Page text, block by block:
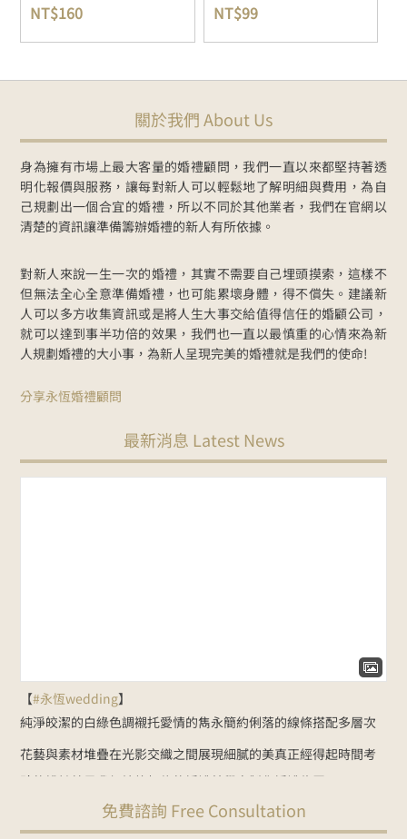
NT$160 NT$99
關於我們 About Us
身為擁有市場上最大客量的婚禮顧問，我們一直以來都堅持著透
明化報價與服務，讓每對新人可以輕鬆地了解明細與費用，為自
己規劃出一個合宜的婚禮，所以不同於其他業者，我們在官網以
清楚的資訊讓準備籌辦婚禮的新人有所依據。
對新人來說一生一次的婚禮，其實不需要自己埋頭摸索，這樣不
但無法全心全意準備婚禮，也可能累壞身體，得不償失。建議新
人可以多方收集資訊或是將人生大事交給值得信任的婚顧公司，
就可以達到事半功倍的效果，我們也一直以最慎重的心情來為新
人規劃婚禮的大小事，為新人呈現完美的婚禮就是我們的使命!
分享永恆婚禮顧問
最新消息 Latest News
【#永恆wedding】
純淨皎潔的白綠色調襯托愛情的雋永簡約俐落的線條搭配多層次
花藝與素材堆疊在光影交織之間展現細膩的美真正經得起時間考
驗的設計 就是我們始終相信的婚禮美學 客製化婚禮佈置：
Line諮詢 goo.gl/zbYK49新人預約官網
免費諮詢 Free Consultation